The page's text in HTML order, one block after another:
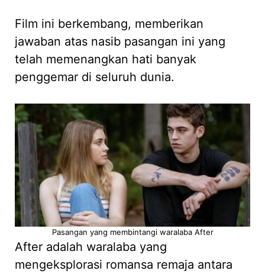
Film ini berkembang, memberikan
jawaban atas nasib pasangan ini yang
telah memenangkan hati banyak
penggemar di seluruh dunia.
Pasangan yang membintangi waralaba After
After adalah waralaba yang
mengeksplorasi romansa remaja antara